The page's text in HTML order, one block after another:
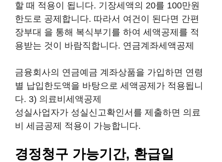
할 때 적용이 됩니다. 기장세액의 20를 100만원
한도로 공제합니다. 따라서 여건이 된다면 간편
장부대 을 통해 복식부기를 하여 세액공제를 적
용받는 것이 바람직합니다. 연금계좌세액공제
금융회사의 연금예금 계좌상품을 가입하면 연령
별 납입한도액을 바탕으로 세액공제가 적용됩니
다. 3) 의료비세액공제
성실사업자가 성실신고확인서를 제출하면 의료
비 세금공제 적용이 가능합니다.
경정청구 가능기간, 환급일